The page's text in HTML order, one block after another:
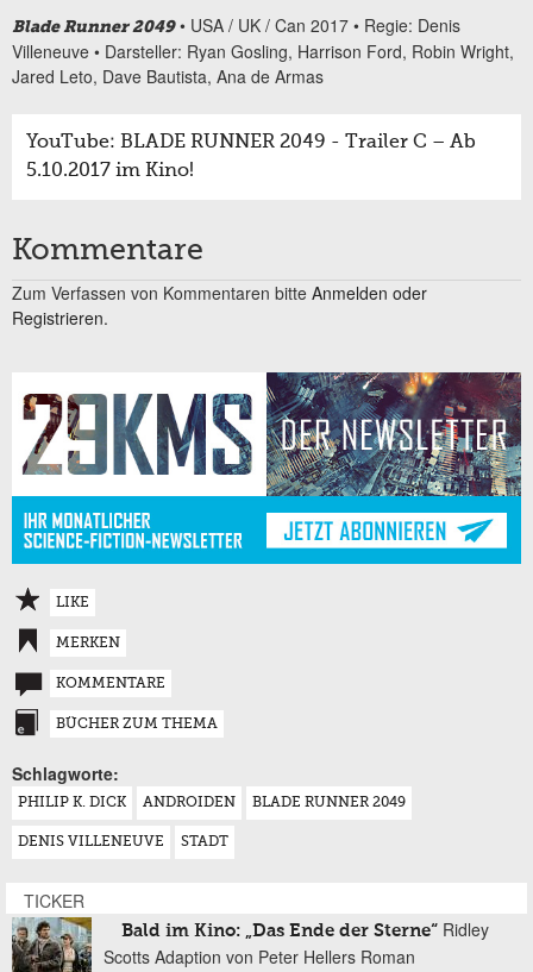
Blade Runner 2049• USA / UK / Can 2017 • Regie: Denis
Villeneuve • Darsteller: Ryan Gosling, Harrison Ford, Robin Wright,
Jared Leto, Dave Bautista, Ana de Armas
YouTube: BLADE RUNNER 2049 - Trailer C – Ab
5.10.2017 im Kino!
Kommentare
Zum Verfassen von Kommentaren bitte Anmelden oder
Registrieren.
LIKE
MERKEN
KOMMENTARE
BÜCHER ZUM THEMA
Schlagworte:
PHILIP K. DICK ANDROIDEN BLADE RUNNER 2049
DENIS VILLENEUVE STADT
TICKER
Bald im Kino: „Das Ende der Sterne“ Ridley
Scotts Adaption von Peter Hellers Roman